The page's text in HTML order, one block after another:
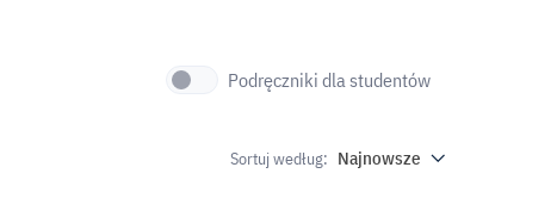
Podręczniki dla studentów
Sortuj według: Najnowsze